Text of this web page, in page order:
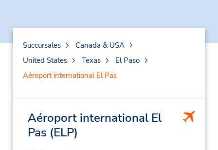
Succursales
Canada & USA
United States
Texas
El Paso
Aéroport international El Pas
Aéroport international El
Pas (ELP)